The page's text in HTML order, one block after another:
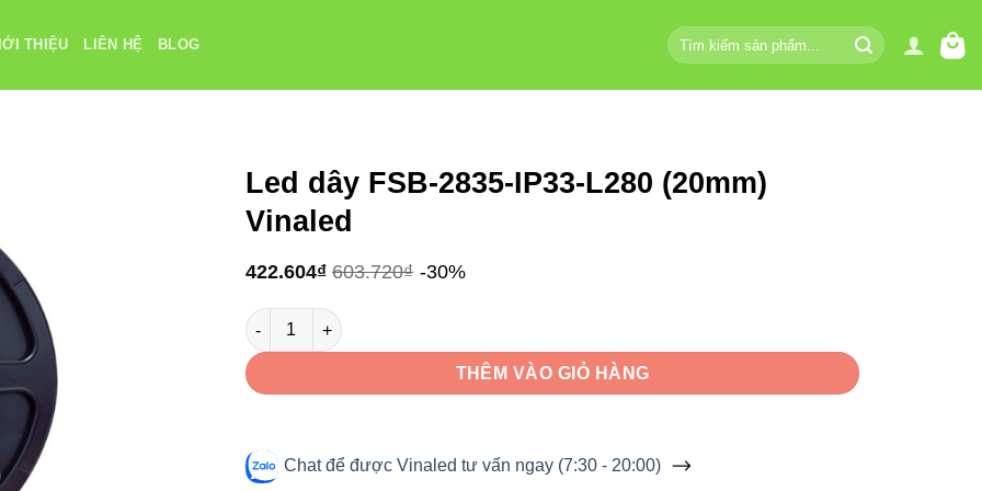
THIỆU LIÊN HỆ BLOG
Tìm
kiếm:
Led dây FSB-2835-IP33-L280 (20mm)
Vinaled
422.604₫ 603.720₫ -30%
Led dây FSB-2835-IP33-L280 (20mm) Vinaled số lượng
THÊM VÀO GIỎ HÀNG
Chat để được Vinaled tư vấn ngay (7:30 - 20:00)